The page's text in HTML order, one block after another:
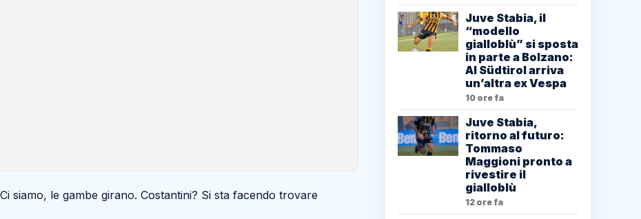
Juve Stabia, il
“modello
gialloblù” si sposta
in parte a Bolzano:
Al Südtirol arriva
un’altra ex Vespa
10 ore fa
Juve Stabia,
ritorno al futuro:
Tommaso
Maggioni pronto a
rivestire il
gialloblù
12 ore fa